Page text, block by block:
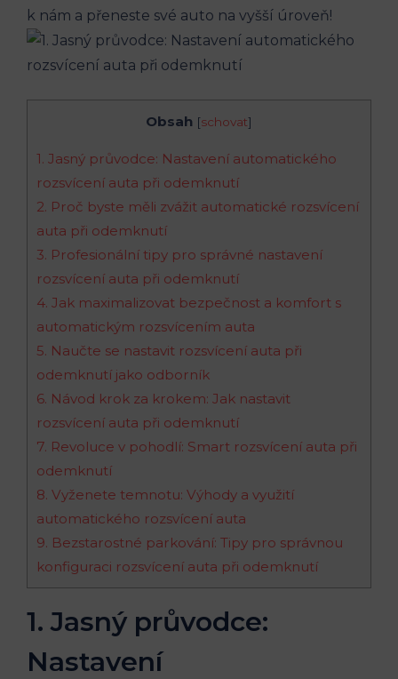
k nám a přeneste své auto na vyšší úroveň!
Obsah [schovat]
1. Jasný průvodce: Nastavení automatického
rozsvícení auta při odemknutí
2. Proč byste měli zvážit automatické rozsvícení
auta při odemknutí
3. Profesionální tipy pro správné nastavení
rozsvícení auta při odemknutí
4. Jak maximalizovat bezpečnost a komfort s
automatickým rozsvícením auta
5. Naučte se nastavit rozsvícení auta při
odemknutí jako odborník
6. Návod krok za krokem: Jak nastavit
rozsvícení auta při odemknutí
7. Revoluce v pohodlí: Smart rozsvícení auta při
odemknutí
8. Vyženete temnotu: Výhody a využití
automatického rozsvícení auta
9. Bezstarostné parkování: Tipy pro správnou
konfiguraci rozsvícení auta při odemknutí
1. Jasný průvodce:
Nastavení